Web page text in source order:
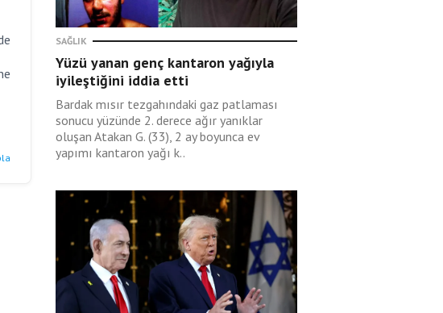
SAĞLIK
Yüzü yanan genç kantaron yağıyla
iyileştiğini iddia etti
Bardak mısır tezgahındaki gaz patlaması
sonucu yüzünde 2. derece ağır yanıklar
oluşan Atakan G. (33), 2 ay boyunca ev
yapımı kantaron yağı k..